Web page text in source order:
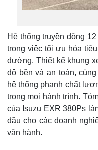
Hệ thống truyền động
trong việc tối ưu hóa
đường. Thiết kế khung
độ bền và an toàn,
hệ thống phanh chất
trong mọi hành trình.
của Isuzu EXR 380Ps
đầu cho các doanh
vận hành.